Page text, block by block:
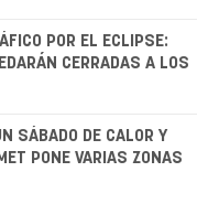
POR EL ECLIPSE:
CERRADAS A LOS
SÁBADO DE CALOR Y
PONE VARIAS ZONAS